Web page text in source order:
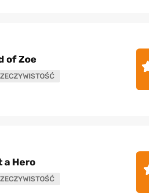
of Zoe
a Hero